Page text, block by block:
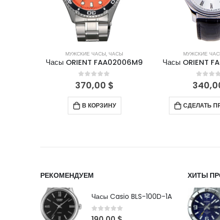
МУЖСКИЕ ЧАСЫ, ЧАСЫ
Часы ORIENT FAG00003W0
0out of 5
340,00 $
СДЕЛАТЬ ПРЕДЗАКАЗ
МУЖСКИЕ
Часы ORIENT
0 out
В
РЕКОМЕНДУЕМ
Часы Casio BLS-100D-1A
0out of 5
ХИТЫ